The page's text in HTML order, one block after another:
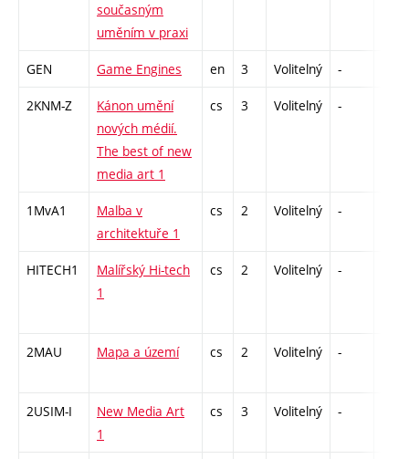
současným
uměním v praxi
GEN Game Engines en 3 Volitelný -
2KNM-Z
Kánon umění
nových médií.
The best of new
media art 1
cs 3 Volitelný -
1MvA1
Malba v
architektuře 1
cs 2 Volitelný -
HITECH1
Malířský Hi-tech
1
cs 2 Volitelný -
2MAU Mapa a území cs 2 Volitelný -
2USIM-I
New Media Art
1
cs 3 Volitelný -